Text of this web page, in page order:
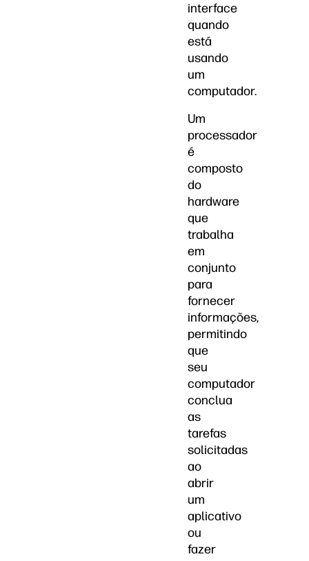
interface
quando
está
usando
um
computador.
Um
processador
é
composto
do
hardware
que
trabalha
em
conjunto
para
fornecer
informações,
permitindo
que
seu
computador
conclua
as
tarefas
solicitadas
ao
abrir
um
aplicativo
ou
fazer